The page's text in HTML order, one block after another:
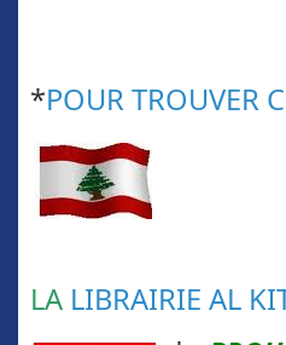
*POUR TROUVER
LA LIBRAIRIE AL